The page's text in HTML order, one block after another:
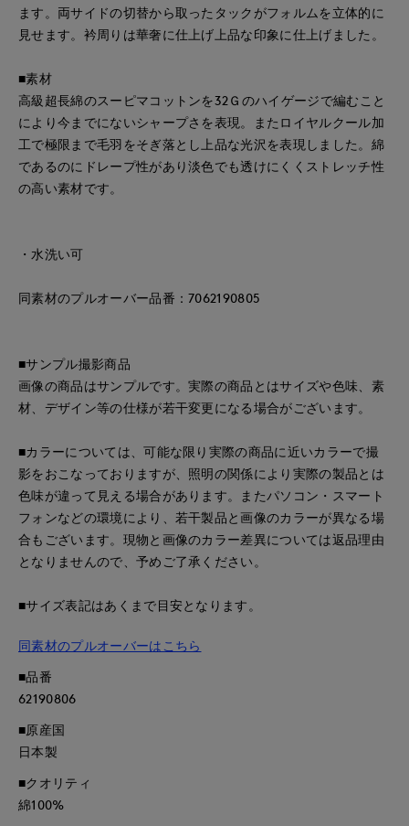
ます。両サイドの切替から取ったタックがフォルムを立体的に
見せます。衿周りは華奢に仕上げ上品な印象に仕上げました。
■素材
高級超長綿のスーピマコットンを32Ｇのハイゲージで編むこと
により今までにないシャープさを表現。またロイヤルクール加
工で極限まで毛羽をそぎ落とし上品な光沢を表現しました。綿
であるのにドレープ性があり淡色でも透けにくくストレッチ性
の高い素材です。
・水洗い可
同素材のプルオーバー品番：7062190805
■サンプル撮影商品
画像の商品はサンプルです。実際の商品とはサイズや色味、素
材、デザイン等の仕様が若干変更になる場合がございます。
■カラーについては、可能な限り実際の商品に近いカラーで撮
影をおこなっておりますが、照明の関係により実際の製品とは
色味が違って見える場合があります。またパソコン・スマート
フォンなどの環境により、若干製品と画像のカラーが異なる場
合もございます。現物と画像のカラー差異については返品理由
となりませんので、予めご了承ください。
■サイズ表記はあくまで目安となります。
同素材のプルオーバーはこちら
■品番
62190806
■原産国
日本製
■クオリティ
綿100%